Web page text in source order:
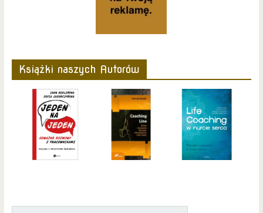
Książki naszych Autorów